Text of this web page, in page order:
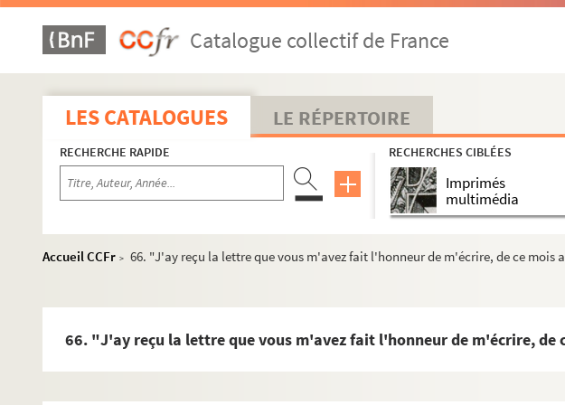
Catalogue collectif de France
LES CATALOGUES LE RÉPERTOIRE
RECHERCHE RAPIDE RECHERCHES CIBLÉES
Imprimés
multimédia
Accueil CCFr > 66. "J'ay reçu la lettre que vous m'avez fait l'honneur de m'écrire, de ce mois
66. "J'ay reçu la lettre que vous m'avez fait l'honneur de m'écrire, de
38. "Les Sierre Mercier Charon à Pegueuse devoir à la succession de feu M. Gonse [...]"
39. "Pour Etablir l'objet des raisons qui ont été faites par M. de Belombze à M. Gayot
40. Copie de lettre du 4 mai 1761
41. "Mémoire - Les (?) a été employé dans les bureaux de l'Intendance de Comte et
42. "Mémoire sur l'habillemet des troupes et sur l'établissement de la Régie"
43. "Et dénué de la précision que l'on semble y demander puisque ce même compte
44. "J'ay l'honneur M. de vous envoyer cy joint un nouvel Etat de 4 miliciens [...]"
45. "Le Zèle que M. Le Moyne Commi(?) des guerres [...]"
49. "Mémoire - La résolution [...]"